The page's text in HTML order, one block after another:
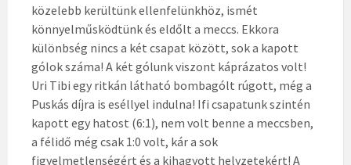
közelebb kerültünk ellenfelünkhöz, ismét
könnyelműsködtünk és eldőlt a meccs. Ekkora
különbség nincs a két csapat között, sok a kapott
gólok száma! A két gólunk viszont káprázatos volt!
Uri Tibi egy ritkán látható bombagólt rúgott, még a
Puskás díjra is eséllyel indulna! Ifi csapatunk szintén
kapott egy hatost (6:1), nem volt benne a meccsben,
a félidő még csak 1:0 volt, kár a sok
figyelmetlenségért és a kihagyott helyzetekért! A